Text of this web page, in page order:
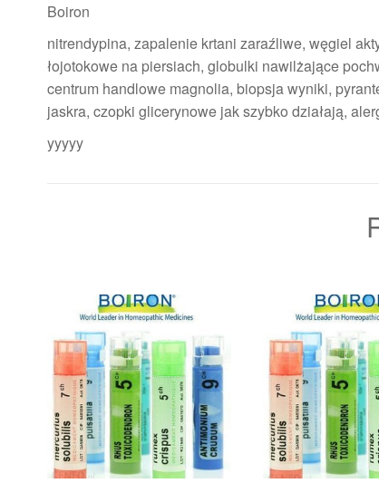
Boiron
nitrendypina, zapalenie krtani zaraźliwe, węgiel
łojotokowe na piersiach, globulki nawilżające
centrum handlowe magnolia, biopsja wyniki,
jaskra, czopki glicerynowe jak szybko działają,
yyyyy